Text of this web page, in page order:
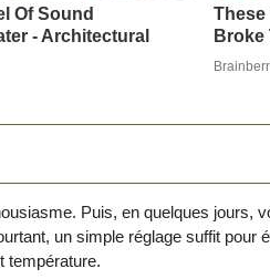
Puis, en quelques jours,
un simple réglage suffit pour
température.